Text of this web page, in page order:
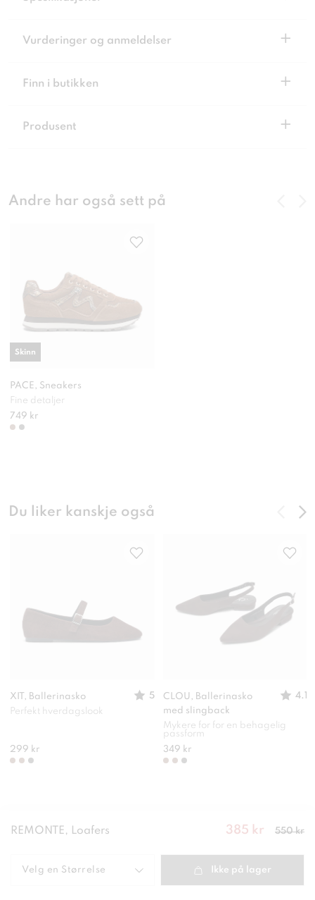
Vurderinger og anmeldelser +
Finn i butikken +
Produsent +
Andre har også sett på
PACE, Sneakers
Fine detaljer
749 kr
Skinn
Du liker kanskje også
XIT, Ballerinasko
5
Perfekt hverdagslook
299 kr
CLOU, Ballerinasko
med slingback
4.1
Mykere for for en behagelig
passform
349 kr
REMONTE, Loafers
Nåværende
krForrige
pris
385 kr 550 kr
Velg en Størrelse Ikke på lager